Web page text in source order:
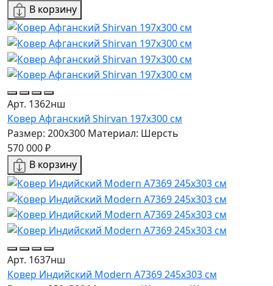
В корзину
Арт. 1362нш
Ковер Афганский Shirvan 197x300 см
Размер: 200x300 Материал: Шерсть
570 000 ₽
В корзину
Арт. 1637нш
Ковер Индийский Modern A7369 245x303 см